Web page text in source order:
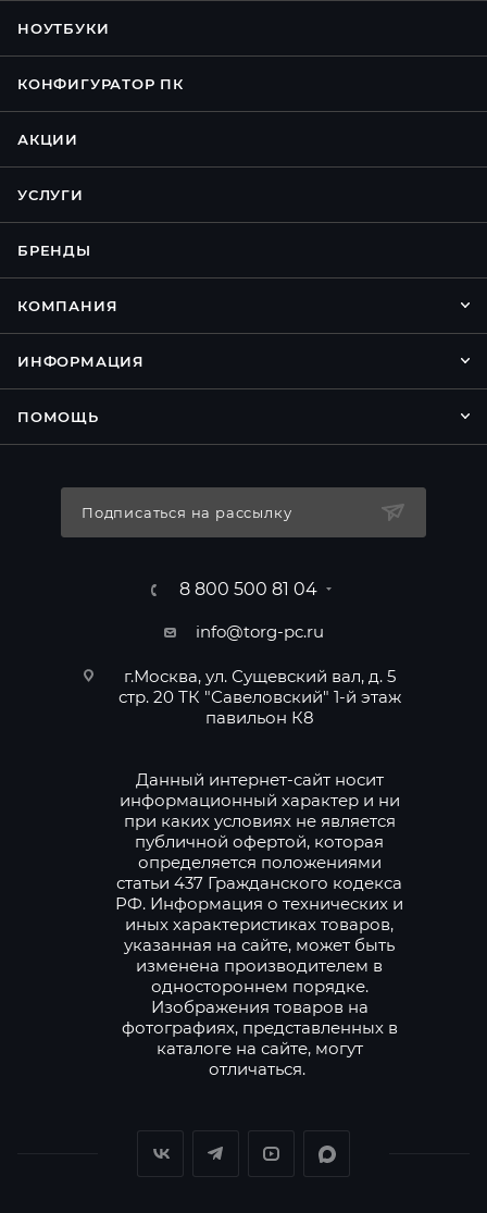
НОУТБУКИ
КОНФИГУРАТОР ПК
АКЦИИ
УСЛУГИ
БРЕНДЫ
КОМПАНИЯ
ИНФОРМАЦИЯ
ПОМОЩЬ
Подписаться на рассылку
8 800 500 81 04
info@torg-pc.ru
г.Москва, ул. Сущевский вал, д. 5
стр. 20 ТК "Савеловский" 1-й этаж
павильон К8
Данный интернет-сайт носит
информационный характер и ни
при каких условиях не является
публичной офертой, которая
определяется положениями
статьи 437 Гражданского кодекса
РФ. Информация о технических и
иных характеристиках товаров,
указанная на сайте, может быть
изменена производителем в
одностороннем порядке.
Изображения товаров на
фотографиях, представленных в
каталоге на сайте, могут
отличаться.